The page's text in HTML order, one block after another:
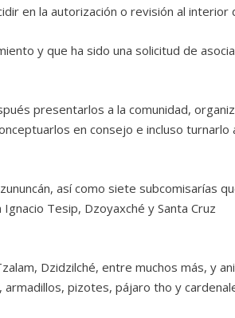
en la autorización o revisión al interior
y que ha sido una solicitud de
presentarlos a la comunidad,
en consejo e incluso turnarlo
así como siete subcomisarías
Ignacio Tesip, Dzoyaxché y Santa Cruz
Dzidzilché, entre muchos más, y
pizotes, pájaro tho y